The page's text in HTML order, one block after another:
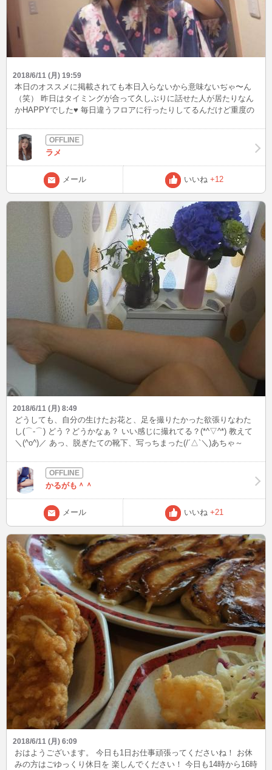
2018/6/11 (月) 19:59
本日のオススメに掲載されても本日入らないから意味ないぢゃ〜ん
（笑） 昨日はタイミングが合って久しぶりに話せた人が居たりなん
かHAPPYでした♥ 毎日違うフロアに行ったりしてるんだけど重度の
がカッコいい人いましたよーって教えてくれて実習だけど楽しみな
いとつまんないよねーって話してたから一人でもカッコいい人居て
くれて頑張れるーってなった（笑）←単純♥ よし、妄想して寝よう
（笑）明日も頑張るためにw P.Sそろそろ外人と思われるのヤダーい
い加減日本人になりたーいw また書くよん😊_✏
ラメ
メール いいね +12
2018/6/11 (月) 8:49
どうしても、自分の生けたお花と、足を撮りたかった欲張りなわた
し(⌒‐⌒) どう？どうかなぁ？ いい感じに撮れてる？(*^▽^*) 教えて
＼(^o^)／ あっ、脱ぎたての靴下、写っちまった(/´△`＼)あちゃ～
かるがも＾＾
メール いいね +21
2018/6/11 (月) 6:09
おはようございます。 今日も1日お仕事頑張ってくださいね！ お休
みの方はごゆっくり休日を 楽しんでください！ 今日も14時から16時